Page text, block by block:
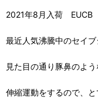
2021年8月入荷 EUCB
最近人気沸騰中のセイブ
見た目の通り豚鼻のよ
伸縮運動をするので、